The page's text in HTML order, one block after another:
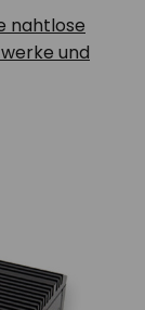
nahtlose
und